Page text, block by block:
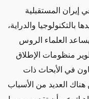
المستقبلية
بالتكنولوجيا والدراية،
العلماء الروس
منظومات الإطلاق
في الأبحاث ذات
هناك العديد من الأسباب